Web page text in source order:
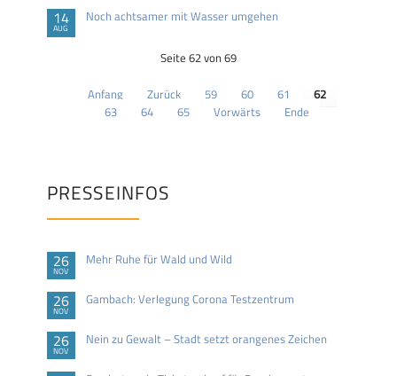
14
AUG
Noch achtsamer mit Wasser umgehen
Seite 62 von 69
Anfang Zurück 59 60 61
62
63
64 65 Vorwärts Ende
PRESSEINFOS
26
NOV
Mehr Ruhe für Wald und Wild
26
NOV
Gambach: Verlegung Corona Testzentrum
26
NOV
Nein zu Gewalt – Stadt setzt orangenes Zeichen